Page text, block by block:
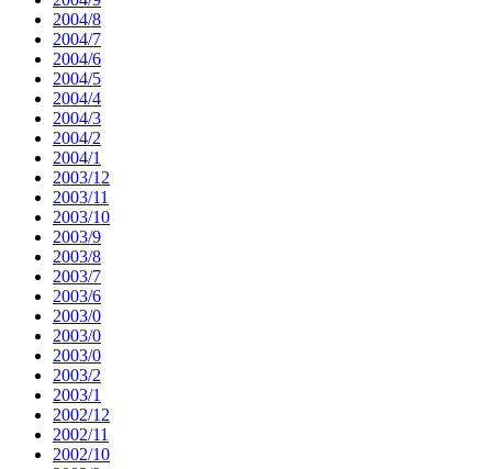
2004/8
2004/7
2004/6
2004/5
2004/4
2004/3
2004/2
2004/1
2003/12
2003/11
2003/10
2003/9
2003/8
2003/7
2003/6
2003/0
2003/0
2003/0
2003/2
2003/1
2002/12
2002/11
2002/10